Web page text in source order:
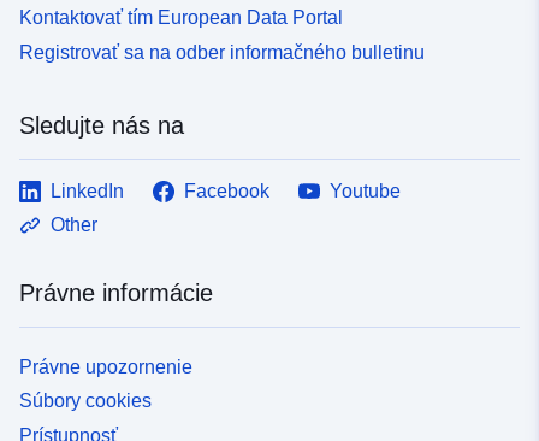
Kontaktovať tím European Data Portal
Registrovať sa na odber informačného bulletinu
Sledujte nás na
LinkedIn Facebook
Youtube
Other
Právne informácie
Právne upozornenie
Súbory cookies
Prístupnosť